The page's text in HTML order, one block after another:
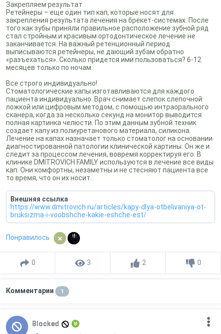
Закрепляем результат
Ретейнеры – еще один тип кап, которые носят для
закрепления результата лечения на брекет-системах. После
того как зубы приняли правильное расположение зубной ряд
стал стройным и красивым ортодонтическое лечение не
заканчивается. На важный ретенционный период
выписываются ретейнеры, не дающий зубам обратно
«разъехаться». Сколько придется ими пользоваться? 6-12
месяцев только по ночам.
Все строго индивидуально!
Стоматологические капы изготавливаются для каждого
пациента индивидуально. Врач снимает слепок слепочной
ложкой или цифровым методом, с помощью интраорального
сканера, когда за несколько секунд на монитор выводится
полная картинка челюсти. По этим данным зубной техник
создает капу из полиуретанового материала, силикона.
Лечение на капах назначает только стоматолог на основании
диагностированной патологии клинической картины. Он же и
следит за процессом лечения, вовремя корректируя его. В
клинике DMITROVICH FAMILY используются в лечение все виды
кап. Они комфортны, незаметны и не стесняют пациента все
то время, что он их носит.
Внешняя ссылка
https://www.dmitrovich.ru/articles/kapy-dlya-otbelivaniya-ot-
bruksizma-i-voobshche-kakie-eshche-est/
Понравилось
0 3 2 0
Комментарии 1
Blocked